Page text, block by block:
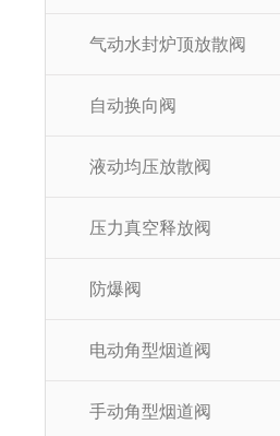
气动水封炉顶放散阀
自动换向阀
液动均压放散阀
压力真空释放阀
防爆阀
电动角型烟道阀
手动角型烟道阀